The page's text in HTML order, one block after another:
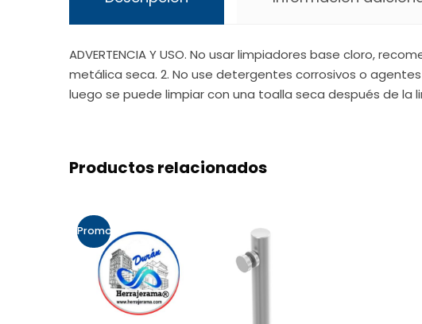
ADVERTENCIA Y USO. No usar limpiadores base cloro,
metálica seca. 2. No use detergentes corrosivos o
luego se puede limpiar con una toalla seca después de la
Productos relacionados
Promo!